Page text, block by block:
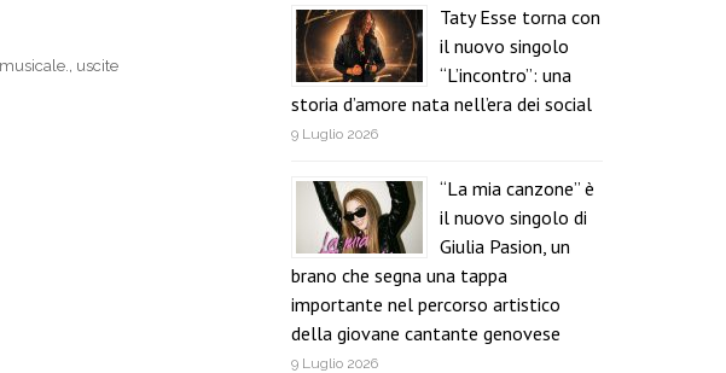
, uscite
Taty Esse torna con
il nuovo singolo
“L’incontro”: una
storia d’amore nata nell’era dei social
9 Luglio 2026
“La mia canzone” è
il nuovo singolo di
Giulia Pasion, un
brano che segna una tappa
importante nel percorso artistico
della giovane cantante genovese
9 Luglio 2026